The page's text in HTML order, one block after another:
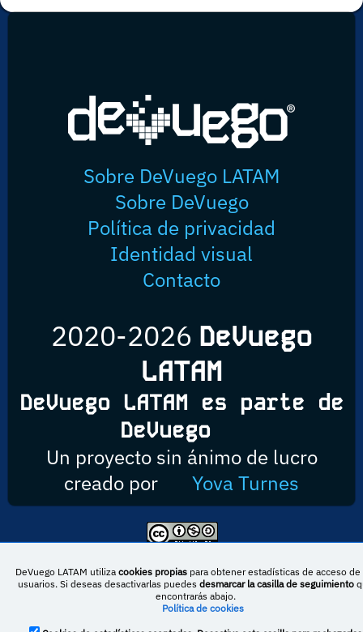
Sobre DeVuego LATAM
Sobre DeVuego
Política de privacidad
Identidad visual
Contacto
2020-2026 DeVuego
LATAM
DeVuego LATAM es parte de
DeVuego
Un proyecto sin ánimo de lucro
creado por
Yova Turnes
DeVuego LATAM utiliza cookies propiaspara obtener estadísticas de acceso de
usuarios. Si deseas desactivarlas puedes desmarcar la casilla de seguimiento
encontrarás abajo.
Política de cookies